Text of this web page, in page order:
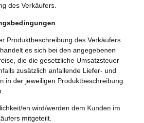
des Verkäufers.
Produktbeschreibung des Verkäufers
es sich bei den angegebenen
die die gesetzliche Umsatzsteuer
zusätzlich anfallende Liefer- und
in der jeweiligen Produktbeschreibung
en wird/werden dem Kunden im
mitgeteilt.